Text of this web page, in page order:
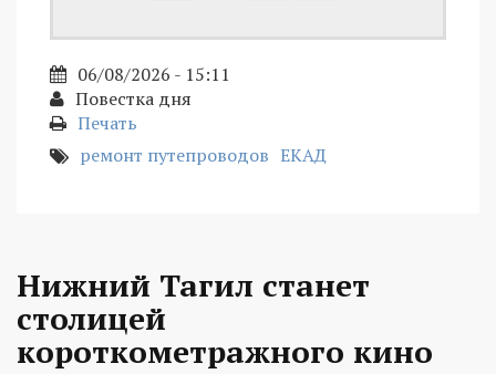
06/08/2026 - 15:11
Повестка дня
Печать
ремонт путепроводов ЕКАД
Нижний Тагил станет
столицей
короткометражного кино